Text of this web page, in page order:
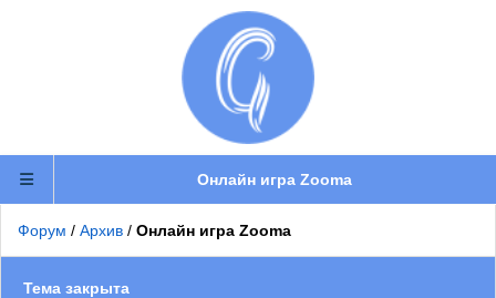
Онлайн игра Zooma
Форум / Архив / Онлайн игра Zooma
Тема закрыта